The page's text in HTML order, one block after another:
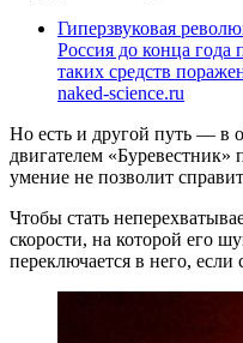
Гиперзвуковая
Россия до конца года
таких средств
naked-science.ru
Но есть и другой путь — в
двигателем
умение не позволит
Чтобы стать
скорости, на которой его
переключается в него,